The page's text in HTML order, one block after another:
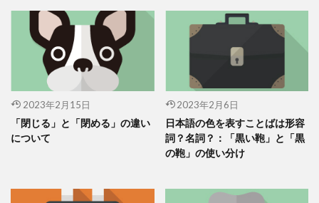
2023年2月15日
「閉じる」と「閉める」の違い
について
2023年2月6日
日本語の色を表すことばは形容
詞？名詞？：「黒い鞄」と「黒
の鞄」の使い分け